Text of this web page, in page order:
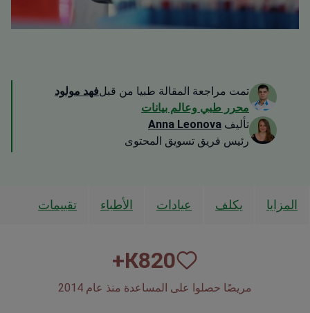
تمت مراجعة المقالة طبيا من قبلفهد مولود
محرر طبي وعالم بيانات
تأليف Anna Leonova
رئيس فريق تسويق المحتوى
المزايا يكلف عيادات الأطباء تقييمات
820
К+
مريضًا حصلوا على المساعدة منذ عام 2014